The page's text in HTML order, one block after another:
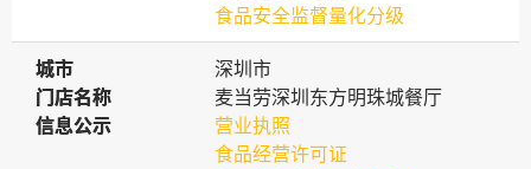
食品安全监督量化分级
城市
城市
深圳市
门店名称
门店名称
麦当劳深圳东方明珠城餐厅
信息公示
信息公示
营业执照
食品经营许可证